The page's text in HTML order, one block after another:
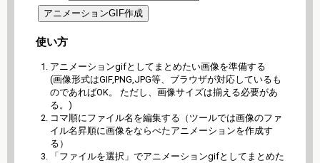
使い方
アニメーションgifとしてまとめたい画像を準備する
(画像形式はGIF,PNG,JPG等、ブラウザが対応しているも
のであればOK。 ただし、画像サイズは揃える必要があ
る。)
コマ順にファイル名を編集する（ツールでは画像のファ
イル名昇順に画像をならべたアニメーションを作成す
る）
「ファイルを選択」でアニメーションgifとしてまとめた